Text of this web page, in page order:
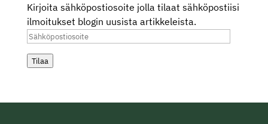
Kirjoita sähköpostiosoite jolla tilaat sähköpostiisi
ilmoitukset blogin uusista artikkeleista.
Sähköpostiosoite
Tilaa